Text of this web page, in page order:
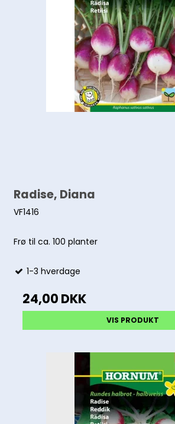
Radise, Diana
VF1416
Frø til ca. 100 planter
1-3 hverdage
24,00 DKK
VIS PRODUKT